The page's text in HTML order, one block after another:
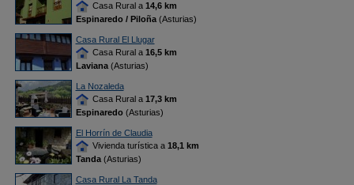
Casa Rural a 14,6 km
Espinaredo / Piloña(Asturias)
Casa Rural El Llugar
Casa Rural a 16,5 km
Laviana(Asturias)
La Nozaleda
Casa Rural a 17,3 km
Espinaredo(Asturias)
El Horrín de Claudia
Vivienda turística a 18,1 km
Tanda(Asturias)
Casa Rural La Tanda